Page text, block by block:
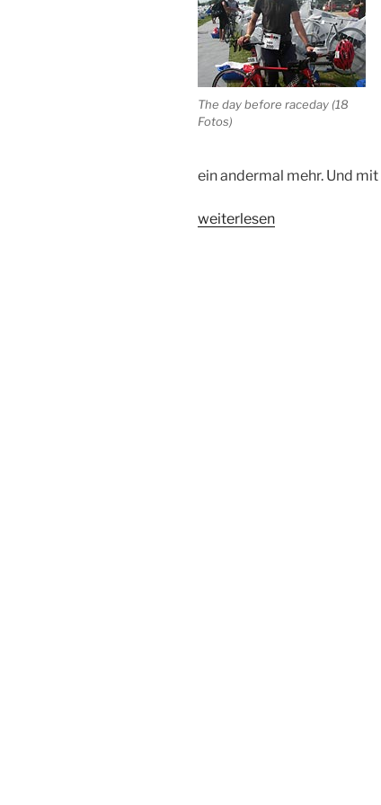
The day before raceday (18
Fotos)
ein andermal mehr. Und
„Ironman
weiterlesen